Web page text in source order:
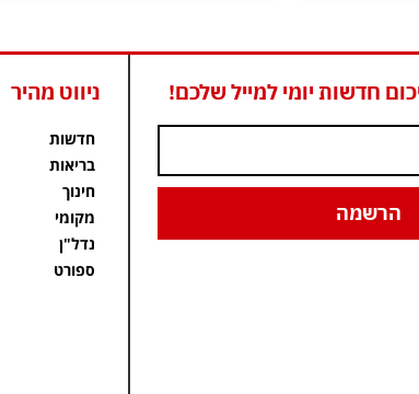
חדשות יומי למייל שלכם!
הרשמה
ניווט מהיר
חדשות
בריאות
חינוך
מקומי
נדל"ן
ספורט